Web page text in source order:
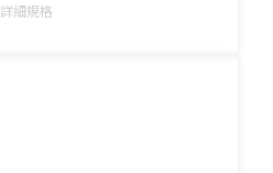
詳細規格